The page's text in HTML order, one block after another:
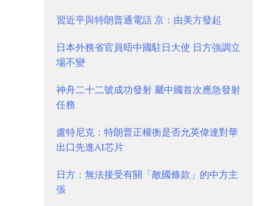
習近平與特朗普通電話 京：由美方發起
日本外務省官員晤中國駐日大使 日方強調立
場不變
神舟二十二號成功發射 屬中國首次應急發射
任務
盧特尼克：特朗普正權衡是否允英偉達對華
出口先進AI芯片
日方：無法接受有關「敵國條款」的中方主
張